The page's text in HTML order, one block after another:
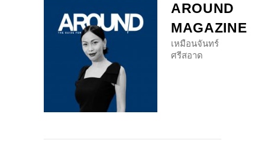
AROUND
MAGAZINE
เหมือนจันทร์
ศรีสอาด